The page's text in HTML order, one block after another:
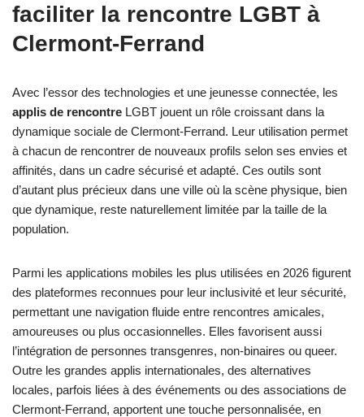
faciliter la rencontre LGBT à
Clermont-Ferrand
Avec l’essor des technologies et une jeunesse connectée, les
applis de rencontre LGBT jouent un rôle croissant dans la
dynamique sociale de Clermont-Ferrand. Leur utilisation permet
à chacun de rencontrer de nouveaux profils selon ses envies et
affinités, dans un cadre sécurisé et adapté. Ces outils sont
d’autant plus précieux dans une ville où la scène physique, bien
que dynamique, reste naturellement limitée par la taille de la
population.
Parmi les applications mobiles les plus utilisées en 2026 figurent
des plateformes reconnues pour leur inclusivité et leur sécurité,
permettant une navigation fluide entre rencontres amicales,
amoureuses ou plus occasionnelles. Elles favorisent aussi
l’intégration de personnes transgenres, non-binaires ou queer.
Outre les grandes applis internationales, des alternatives
locales, parfois liées à des événements ou des associations de
Clermont-Ferrand, apportent une touche personnalisée, en